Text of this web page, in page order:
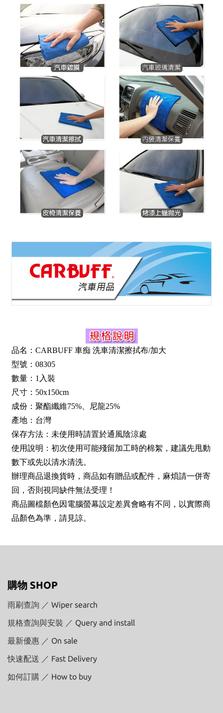
品名：CARBUFF 車痴 洗車清潔擦拭布/加大
型號：08305
數量：1入裝
尺寸：50x150cm
成份：聚酯纖維75%、尼龍25%
產地：台灣
保存方法：未使用時請置於通風陰涼處
使用說明：初次使用可能殘留加工時的棉絮，建議先甩動
數下或先以清水清洗。
辦理商品退換貨時，商品如有贈品或配件，麻煩請一併寄
回，否則視同缺件無法受理！
商品圖檔顏色因電腦螢幕設定差異會略有不同，以實際商
品顏色為準，請見諒。
購物 SHOP
雨刷查詢 ／ Wiper search
規格查詢與安裝 ／ Query and install
最新優惠 ／ On sale
快速配送 ／ Fast Delivery
如何訂購 ／ How to buy